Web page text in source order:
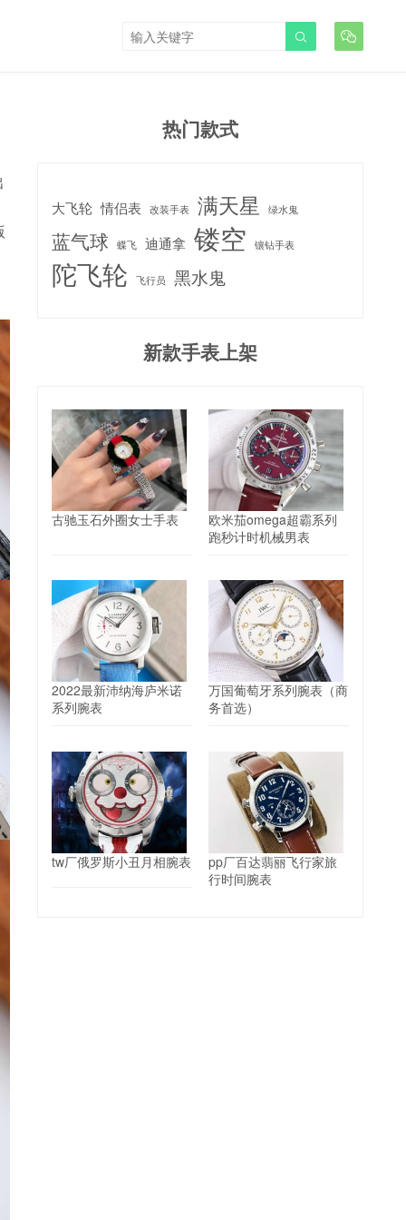


热门款式
大飞轮 情侣表 改装手表 满天星 绿水鬼
蓝气球 蝶飞 迪通拿 镂空 镶钻手表
陀飞轮 飞行员 黑水鬼
新款手表上架
古驰玉石外圈女士手表
欧米茄omega超霸系列
跑秒计时机械男表
2022最新沛纳海庐米诺
系列腕表
万国葡萄牙系列腕表（商
务首选）
tw厂俄罗斯小丑月相腕表
pp厂百达翡丽飞行家旅
行时间腕表